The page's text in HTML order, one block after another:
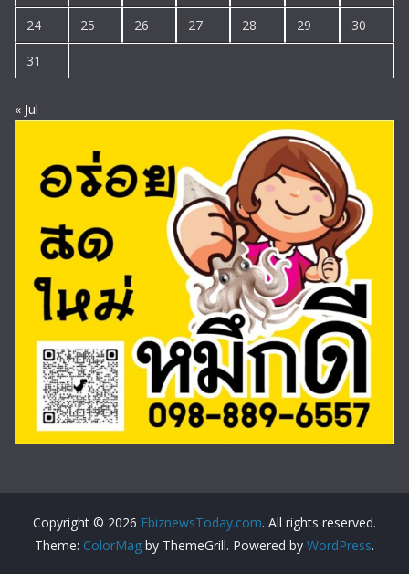
24 25 26 27 28 29 30
31
« Jul
Copyright © 2026 EbiznewsToday.com. All rights reserved.
Theme: ColorMag by ThemeGrill. Powered by WordPress.